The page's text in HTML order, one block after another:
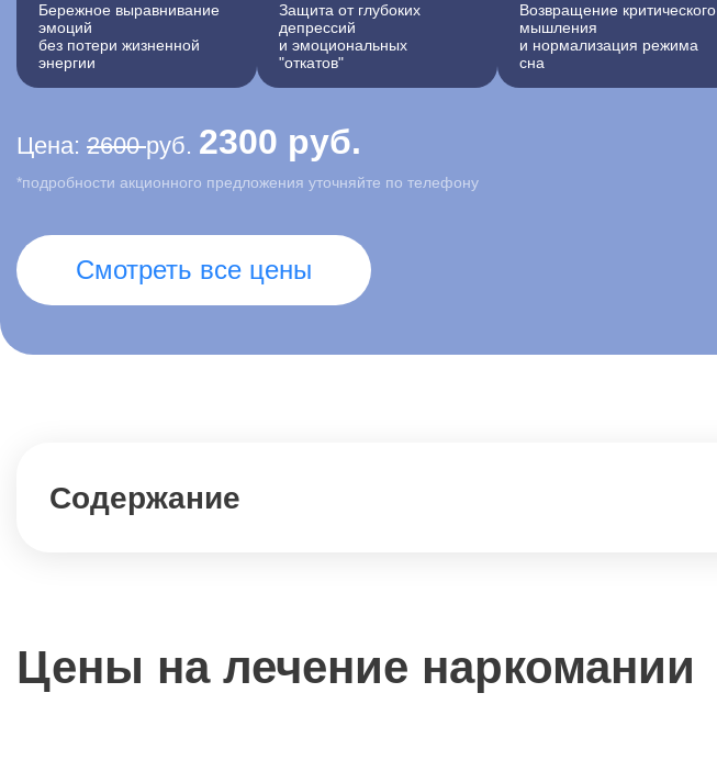
Бережное выравнивание
эмоций
без потери жизненной
энергии
Защита от глубоких
депрессий
и эмоциональных
"откатов"
Возвращение критического
мышления
и нормализация режима
сна
Цена: 2600руб. 2300 руб.
*подробности акционного предложения уточняйте по телефону
Смотреть все цены
Содержание
Цены на лечение наркомании